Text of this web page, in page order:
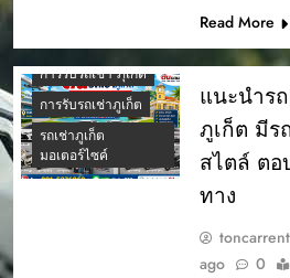
Read More
การรับรถเช่า ภุเก็ต
การรับรถเช่าภูเก็ต
รถเช่าภูเก็ต
มอเตอร์ไซค์
แนะนำร
ภูเก็ต มีร
สไตล์ ตอ
ทาง
ago
0